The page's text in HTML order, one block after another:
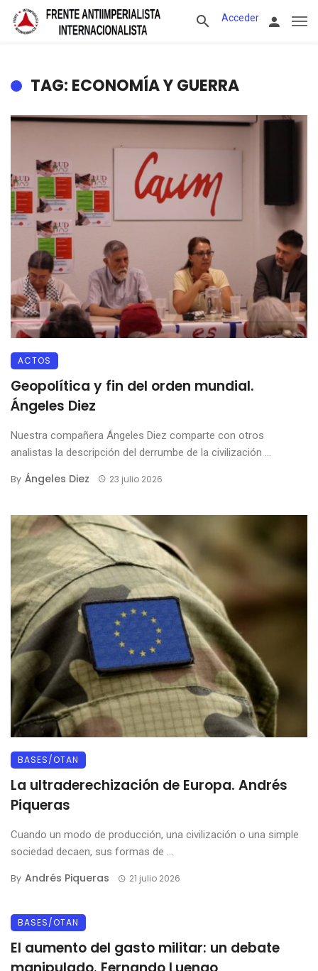
Acceder
TAG: ECONOMÍA Y GUERRA
ACTOS
Geopolítica y fin del orden mundial.
Ángeles Diez
Nuestra compañera Ángeles Diez comparte con otros
analistas la descripción del derrumbe de la civilización ...
By Ángeles Diez 23 julio 2026
BASES/OTAN
La ultraderechización de Europa. Andrés
Piqueras
Cuando un modo de producción, una civilización o una simple
sociedad decaen, sus formas de ...
By Andrés Piqueras 21 julio 2026
BASES/OTAN
El aumento del gasto militar: un debate